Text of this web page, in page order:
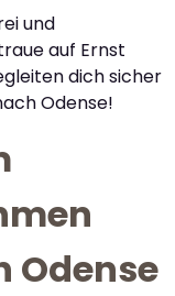
und
auf Ernst
dich sicher
Odense!
Odense